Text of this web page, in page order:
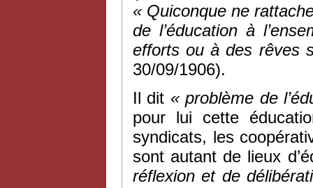
« Quiconque ne
de l’éducation à
efforts ou à des rêves
30/09/1906).
Il dit « problème de
pour lui cette
syndicats, les
sont autant de lieux
réflexion et de